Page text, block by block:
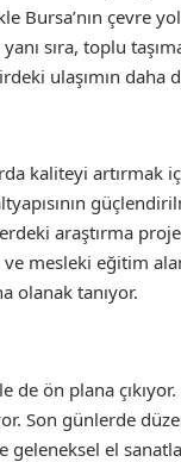
çevre
sıra, toplu
ulaşımın daha
kaliteyi artırmak
araştırma
mesleki eğitim
olanak tanıyor.
ön plana
Son günlerde
el